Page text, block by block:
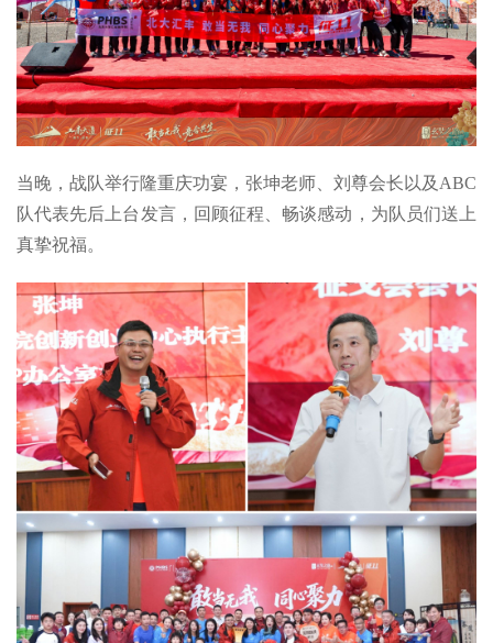
当晚，战队举行隆重庆功宴，张坤老师、刘尊会长以及ABC
队代表先后上台发言，回顾征程、畅谈感动，为队员们送上
真挚祝福。